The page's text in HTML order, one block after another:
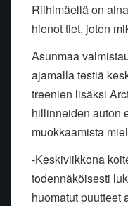
Riihimäellä on
hienot tiet, joten
Asunmaa
ajamalla testiä
treenien lisäksi
hillinneiden auton
muokkaamista
-Keskiviikkona
todennäköisesti
huomatut puutteet